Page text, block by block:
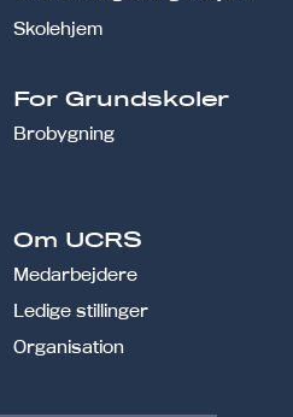
Skolehjem
For Grundskoler
Brobygning
Om UCRS
Medarbejdere
Ledige stillinger
Organisation